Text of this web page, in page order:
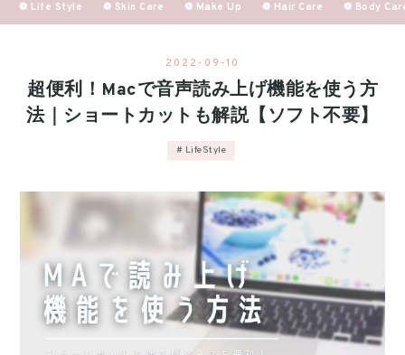
❁ Life Style ❁ Skin Care ❁ Make Up ❁ Hair Care ❁ Body
2022 - 09 - 10
超便利！Macで音声読み上げ機能を使う方
法｜ショートカットも解説【ソフト不要】
LifeStyle